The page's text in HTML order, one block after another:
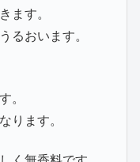
ます。
るおいます。
。
ります。